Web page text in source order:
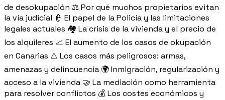
de desokupación ⚖️ Por qué muchos propietarios evitan
la vía judicial 👮 El papel de la Policía y las limitaciones
legales actuales 🏘️ La crisis de la vivienda y el precio de
los alquileres 📈 El aumento de los casos de okupación
en Canarias ⚠️ Los casos más peligrosos: armas,
amenazas y delincuencia 🌍 Inmigración, regularización y
acceso a la vivienda 🤝 La mediación como herramienta
para resolver conflictos 💰 Los costes económicos y